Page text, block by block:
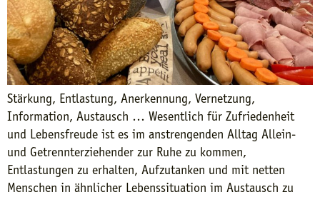
Stärkung, Entlastung, Anerkennung, Vernetzung,
Information, Austausch … Wesentlich für Zufriedenheit
und Lebensfreude ist es im anstrengenden Alltag Allein-
und Getrennterziehender zur Ruhe zu kommen,
Entlastungen zu erhalten, Aufzutanken und mit netten
Menschen in ähnlicher Lebenssituation im Austausch zu